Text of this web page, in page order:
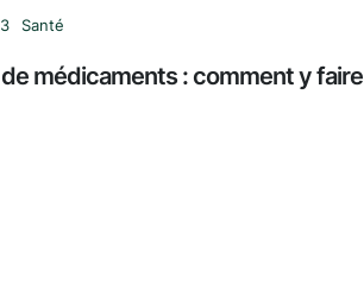
Santé
médicaments : comment y faire